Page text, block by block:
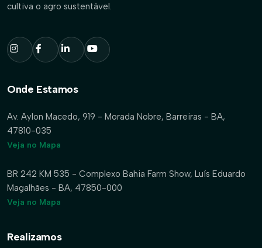
cultiva o agro sustentável.
Onde Estamos
Av. Aylon Macedo, 919 - Morada Nobre, Barreiras - BA,
47810-035
Veja no Mapa
BR 242 KM 535 - Complexo Bahia Farm Show, Luís Eduardo
Magalhães - BA, 47850-000
Veja no Mapa
Realizamos